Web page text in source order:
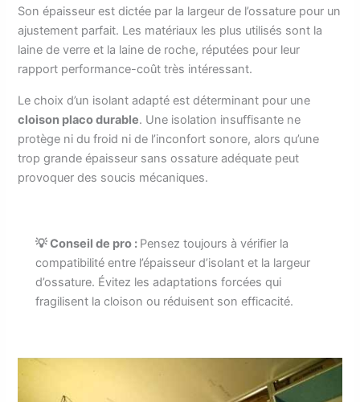
Son épaisseur est dictée par la largeur de l’ossature pour un
ajustement parfait. Les matériaux les plus utilisés sont la
laine de verre et la laine de roche, réputées pour leur
rapport performance-coût très intéressant.
Le choix d’un isolant adapté est déterminant pour une
cloison placo durable. Une isolation insuffisante ne
protège ni du froid ni de l’inconfort sonore, alors qu’une
trop grande épaisseur sans ossature adéquate peut
provoquer des soucis mécaniques.
💡 Conseil de pro : Pensez toujours à vérifier la
compatibilité entre l’épaisseur d’isolant et la largeur
d’ossature. Évitez les adaptations forcées qui
fragilisent la cloison ou réduisent son efficacité.